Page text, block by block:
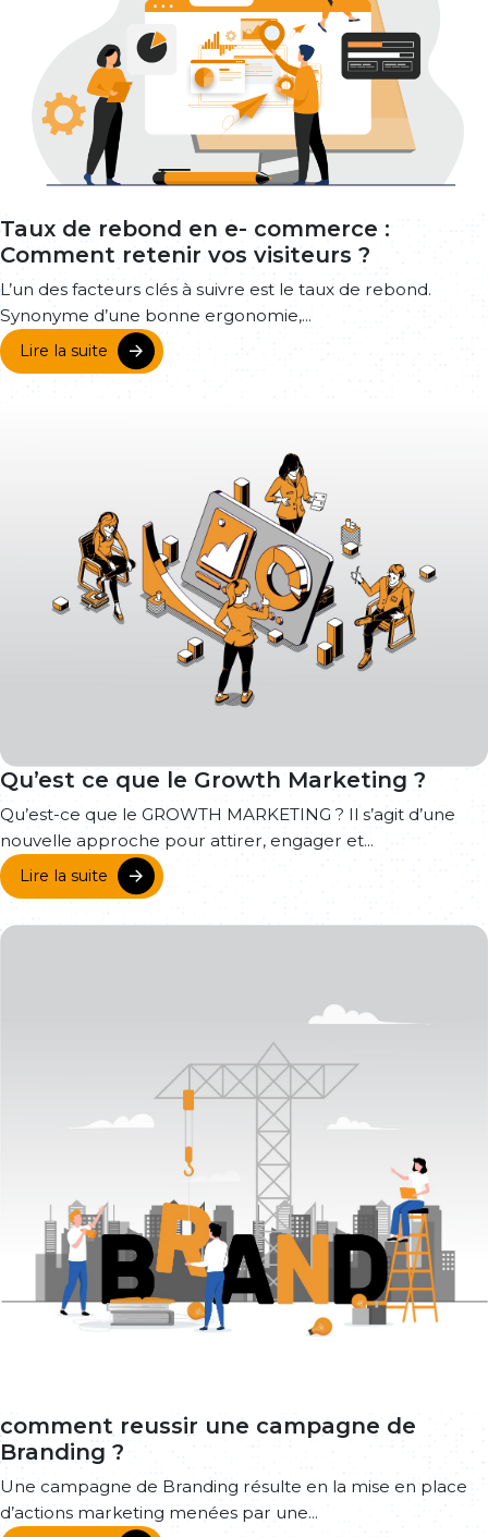
Taux de rebond en e- commerce :
Comment retenir vos visiteurs ?
L’un des facteurs clés à suivre est le taux de rebond.
Synonyme d’une bonne ergonomie,...
Lire la suite
Qu’est ce que le Growth Marketing ?
Qu’est-ce que le GROWTH MARKETING ? Il s’agit d’une
nouvelle approche pour attirer, engager et...
Lire la suite
comment reussir une campagne de
Branding ?
Une campagne de Branding résulte en la mise en place
d’actions marketing menées par une...